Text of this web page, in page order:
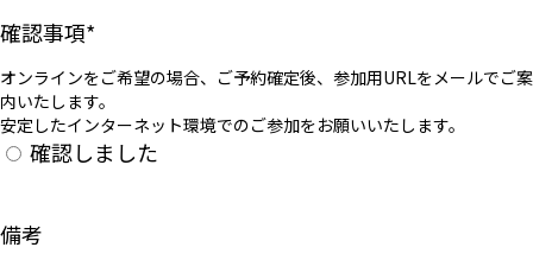
確認事項*
オンラインをご希望の場合、ご予約確定後、参加用URLをメールでご案
内いたします。
安定したインターネット環境でのご参加をお願いいたします。
確認しました
備考